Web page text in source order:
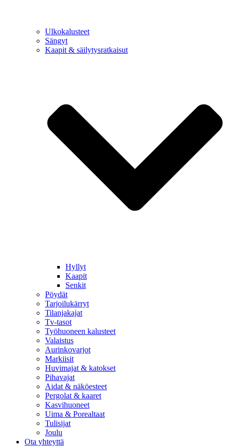
Ulkokalusteet
Sängyt
Kaapit & säilytysratkaisut
Hyllyt
Kaapit
Senkit
Pöydät
Tarjoilukärryt
Tilanjakajat
Tv-tasot
Työhuoneen kalusteet
Valaistus
Aurinkovarjot
Markiisit
Huvimajat & katokset
Pihavajat
Aidat & näköesteet
Pergolat & kaaret
Kasvihuoneet
Uima & Porealtaat
Tulisijat
Joulu
Ota yhteyttä